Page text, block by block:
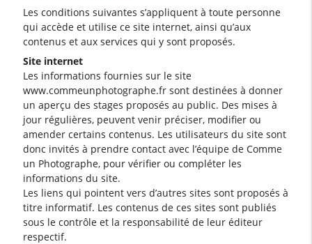
Les conditions suivantes s’appliquent à toute personne
qui accède et utilise ce site internet, ainsi qu’aux
contenus et aux services qui y sont proposés.
Site internet
Les informations fournies sur le site
www.commeunphotographe.fr sont destinées à donner
un aperçu des stages proposés au public. Des mises à
jour régulières, peuvent venir préciser, modifier ou
amender certains contenus. Les utilisateurs du site sont
donc invités à prendre contact avec l’équipe de Comme
un Photographe, pour vérifier ou compléter les
informations du site.
Les liens qui pointent vers d’autres sites sont proposés à
titre informatif. Les contenus de ces sites sont publiés
sous le contrôle et la responsabilité de leur éditeur
respectif.